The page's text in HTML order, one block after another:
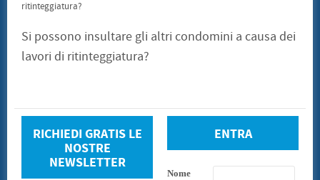
ritinteggiatura?
Si possono insultare gli altri condomini a causa dei
lavori di ritinteggiatura?
RICHIEDI GRATIS LE
NOSTRE
NEWSLETTER
ENTRA
Nome